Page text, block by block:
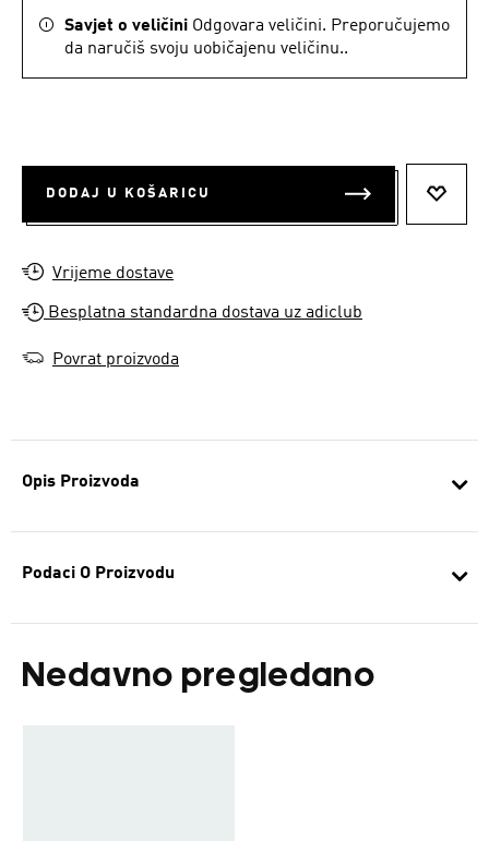
Opis Proizvoda
Podaci O Proizvodu
Nedavno pregledano
Savjet o veličini Odgovara veličini. Preporučujemo
da naručiš svoju uobičajenu veličinu..
DODAJ U KOŠARICU
Vrijeme dostave
Besplatna standardna dostava uz adiclub
Povrat proizvoda